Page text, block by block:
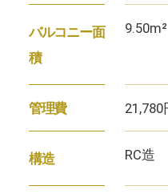
バルコニー面
積
9.50m²
管理費 21,780
構造 RC造